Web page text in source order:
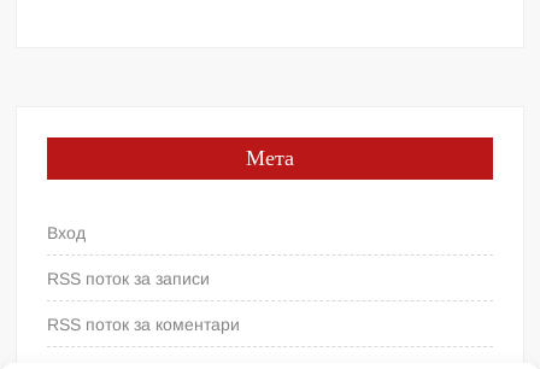
Мета
Вход
RSS поток за записи
RSS поток за коментари